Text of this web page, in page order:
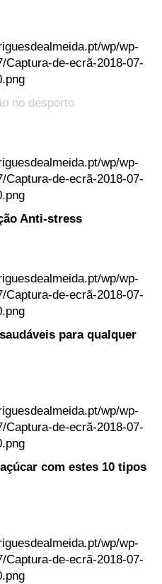
no desporto
Anti-stress
para qualquer
com estes 10 tipos